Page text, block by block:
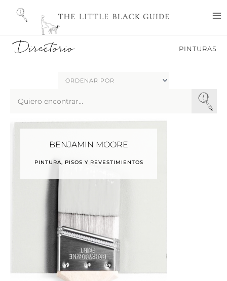
Directorio PINTURAS
BENJAMIN MOORE
PINTURA, PISOS Y REVESTIMIENTOS